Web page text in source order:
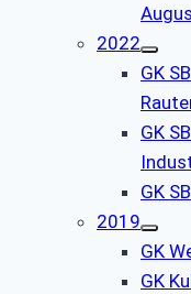
2022
GK
GK
GK
2019
GK
GK